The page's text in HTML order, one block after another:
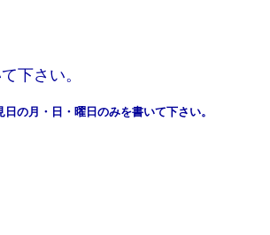
下さい。
日の月・日・曜日のみを書いて下さい。